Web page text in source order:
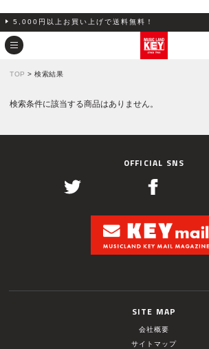
5,000円以上お買い上げで送料無料！
TOP > 検索結果
検索条件に該当する商品はありません。
OFFICIAL SNS
SITE MAP
会社概要
サイトマップ